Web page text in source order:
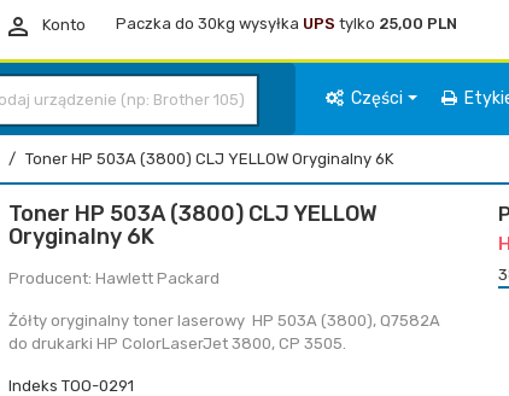
 Konto Paczka do 30kg wysyłka UPS tylko 25,00 PLN
Części
Toner HP 503A (3800) CLJ YELLOW Oryginalny 6K
Toner HP 503A (3800) CLJ YELLOW
Oryginalny 6K
Producent: Hawlett Packard
Żółty oryginalny toner laserowy HP 503A (3800), Q7582A
do drukarki HP ColorLaserJet 3800, CP 3505.
Indeks TOO-0291